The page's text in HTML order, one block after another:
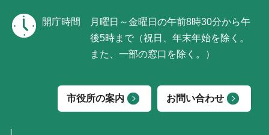
開庁時間
月曜日～金曜日の午前8時30分から午
後5時まで（祝日、年末年始を除く。
また、一部の窓口を除く。）
市役所の案内 お問い合わせ